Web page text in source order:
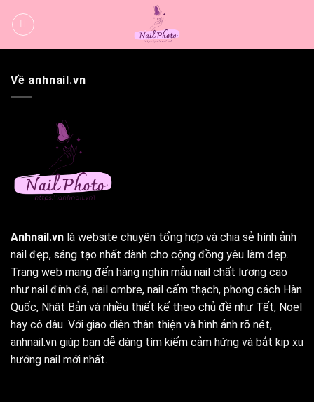
qua
Về anhnail.vn
Anhnail.vn là website chuyên tổng hợp và chia sẻ hình ảnh
nail đẹp, sáng tạo nhất dành cho cộng đồng yêu làm đẹp.
Trang web mang đến hàng nghìn mẫu nail chất lượng cao
như nail đính đá, nail ombre, nail cẩm thạch, phong cách Hàn
Quốc, Nhật Bản và nhiều thiết kế theo chủ đề như Tết, Noel
hay cô dâu. Với giao diện thân thiện và hình ảnh rõ nét,
anhnail.vn giúp bạn dễ dàng tìm kiếm cảm hứng và bắt kịp xu
hướng nail mới nhất.